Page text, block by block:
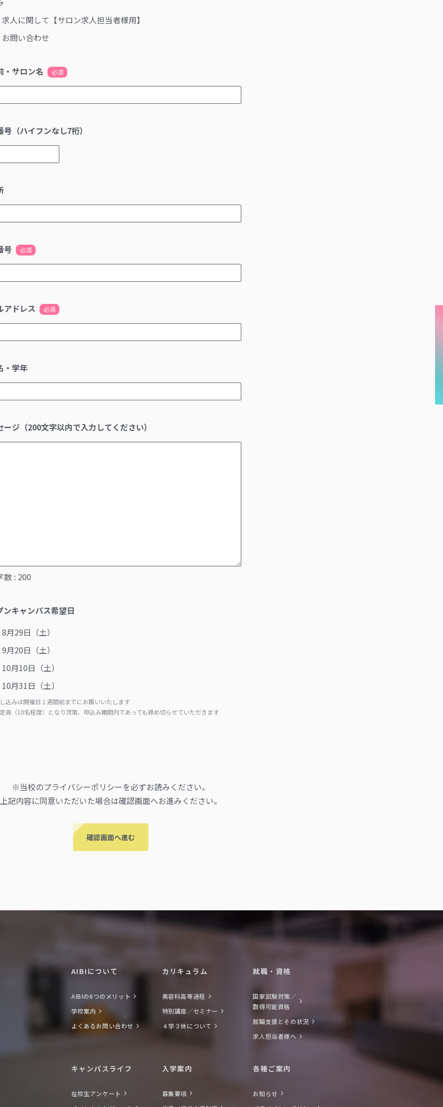
求人に関して【サロン求人担当者様用】
お問い合わせ
・サロン名 必須
号（ハイフンなし7桁）
号 必須
アドレス 必須
・学年
ージ（200文字以内で入力してください）
数 : 200
ンキャンパス希望日
8月29日（土）
9月20日（土）
10月10日（土）
10月31日（土）
込みは開催日１週間前までにお願いいたします
員（10名程度）となり次第、申込み期間内であっても締め切らせていただきます
※当校のプライバシーポリシーを必ずお読みください。
上記内容に同意いただいた場合は確認画面へお進みください。
AIBIについて
AIBIの6つのメリット
学校案内
よくあるお問い合わせ
カリキュラム
美容科高等過程
特別講座／セミナー
４学３休について
就職・資格
国家試験対策／
取得可能資格
就職支援とその状況
求人担当者様へ
キャンパスライフ
在校生アンケート
入学案内
募集要項
各種ご案内
お知らせ